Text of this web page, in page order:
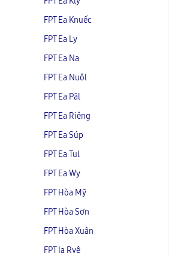
FPT Ea Knuếc
FPT Ea Ly
FPT Ea Na
FPT Ea Nuôl
FPT Ea Păl
FPT Ea Riêng
FPT Ea Súp
FPT Ea Tul
FPT Ea Wy
FPT Hòa Mỹ
FPT Hòa Sơn
FPT Hòa Xuân
FPT Ia Rvê